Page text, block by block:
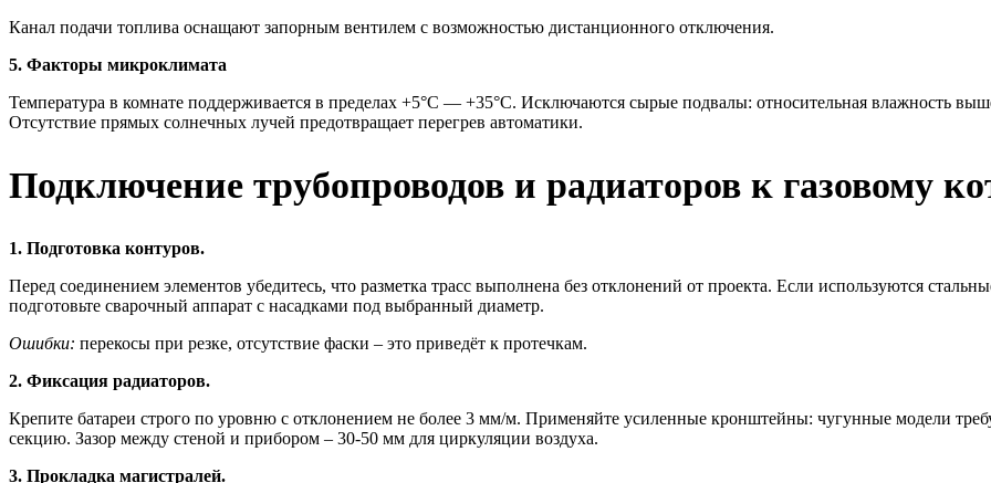
Канал подачи топлива оснащают запорным вентилем с возможностью дистанционного отключения.
5. Факторы микроклимата
Температура в комнате поддерживается в пределах +5°C — +35°C. Исключаются сырые подвалы: относительная влажность
Отсутствие прямых солнечных лучей предотвращает перегрев автоматики.
Подключение трубопроводов и радиаторов к газовому
1. Подготовка контуров.
Перед соединением элементов убедитесь, что разметка трасс выполнена без отклонений от проекта. Если используются
подготовьте сварочный аппарат с насадками под выбранный диаметр.
Ошибки: перекосы при резке, отсутствие фаски – это приведёт к протечкам.
2. Фиксация радиаторов.
Крепите батареи строго по уровню с отклонением не более 3 мм/м. Применяйте усиленные кронштейны: чугунные модели
секцию. Зазор между стеной и прибором – 30-50 мм для циркуляции воздуха.
3. Прокладка магистралей.